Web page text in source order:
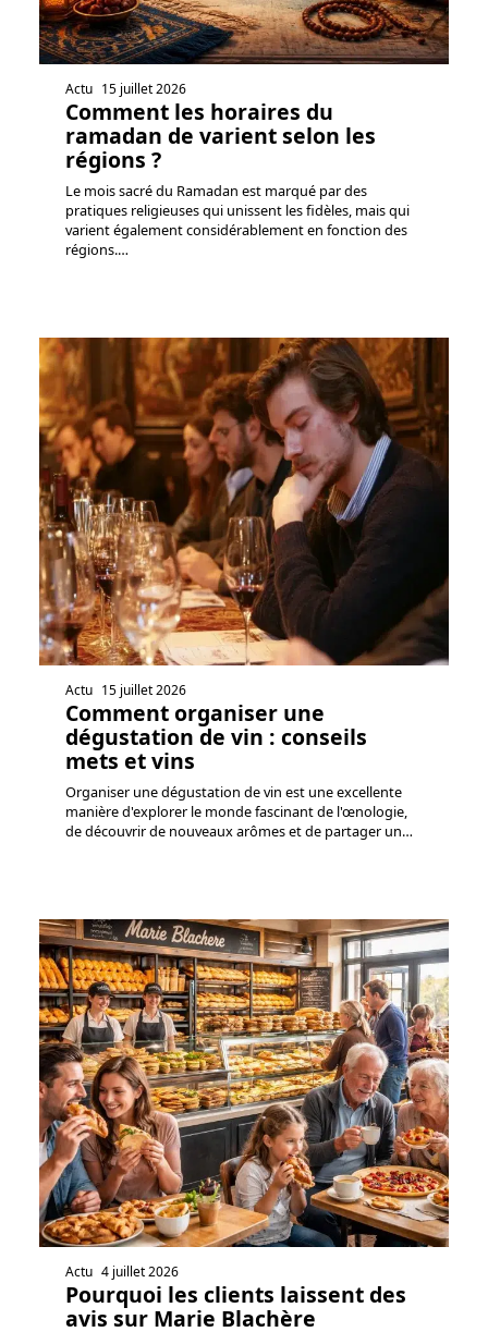
Actu 15 juillet 2026
Comment les horaires du
ramadan de varient selon les
régions ?
Le mois sacré du Ramadan est marqué par des
pratiques religieuses qui unissent les fidèles, mais qui
varient également considérablement en fonction des
régions.…
Actu 15 juillet 2026
Comment organiser une
dégustation de vin : conseils
mets et vins
Organiser une dégustation de vin est une excellente
manière d'explorer le monde fascinant de l'œnologie,
de découvrir de nouveaux arômes et de partager un…
Actu 4 juillet 2026
Pourquoi les clients laissent des
avis sur Marie Blachère